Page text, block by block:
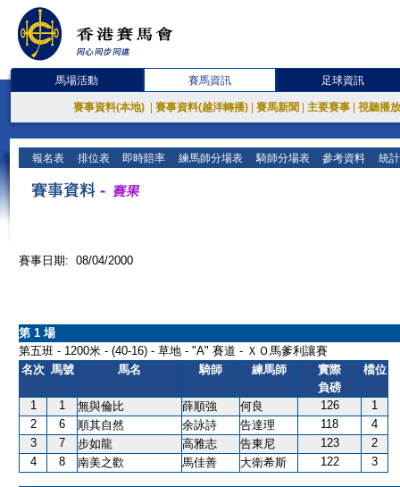
馬場活動 賽馬資訊 足球資訊
賽事資料(本地) 賽事資料(越洋轉播) 賽馬新聞 主要賽事 視聽播
報名表 排位表 即時賠率 練馬師分場表 騎師分場表 參考資料 統
賽事日期: 08/04/2000
第 1 場
第五班 - 1200米 - (40-16) - 草地 - "A" 賽道 - ＸＯ馬爹利讓賽
名次 馬號 馬名 騎師 練馬師
實際
負磅
檔位
1 1 無與倫比 薛順強 何良 126
1
2
6 順其自然 余詠詩 告達理 118
4
3
7 步如龍 高雅志 告東尼 123
2
4
8 南美之歡 馬佳善 大衛希斯 122 3